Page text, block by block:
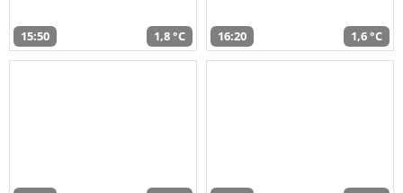
15:50 1,8 °C 16:20 1,6 °C